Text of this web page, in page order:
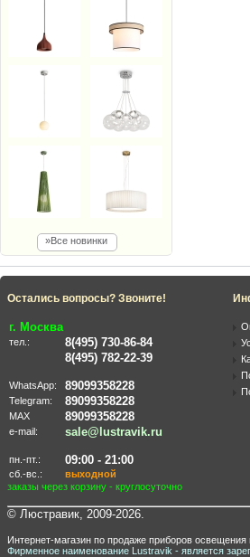
»Все новинки
Остались вопросы? Звоните!
г. Москва
тел.:
8(495) 730-86-84
8(495) 782-22-39
WhatsApp: 89099358228
Telegram: 89099358228
MAX 89099358228
e-mail: sale@lustravik.ru
пн.-пт.: 09:00 - 21:00
сб.-вс.:
выходной
заказы через корзину - круглосуточно
© Люстравик, 2009-2026.
Интернет-магазин по продаже приборов освещения
Фирменное наименование Lustravik - является